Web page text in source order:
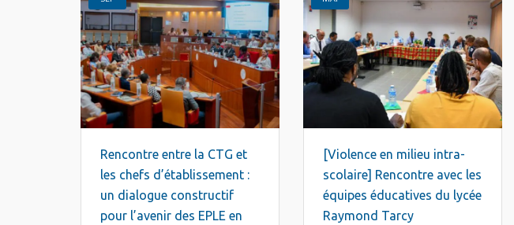
Rencontre entre la CTG et
les chefs d’établissement :
un dialogue constructif
pour l’avenir des EPLE en
[Violence en milieu intra-
scolaire] Rencontre avec les
équipes éducatives du lycée
Raymond Tarcy